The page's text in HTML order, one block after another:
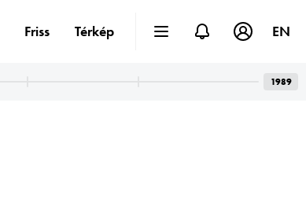
Friss Térkép EN
1989